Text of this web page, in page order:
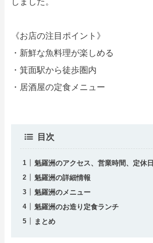
《お店の注目ポイント》
・新鮮な魚料理が楽しめる
・箕面駅から徒歩圏内
・居酒屋の定食メニュー
目次
魁羅洲のアクセス、営業時間、定休日
魁羅洲の詳細情報
魁羅洲のメニュー
魁羅洲のお造り定食ランチ
まとめ